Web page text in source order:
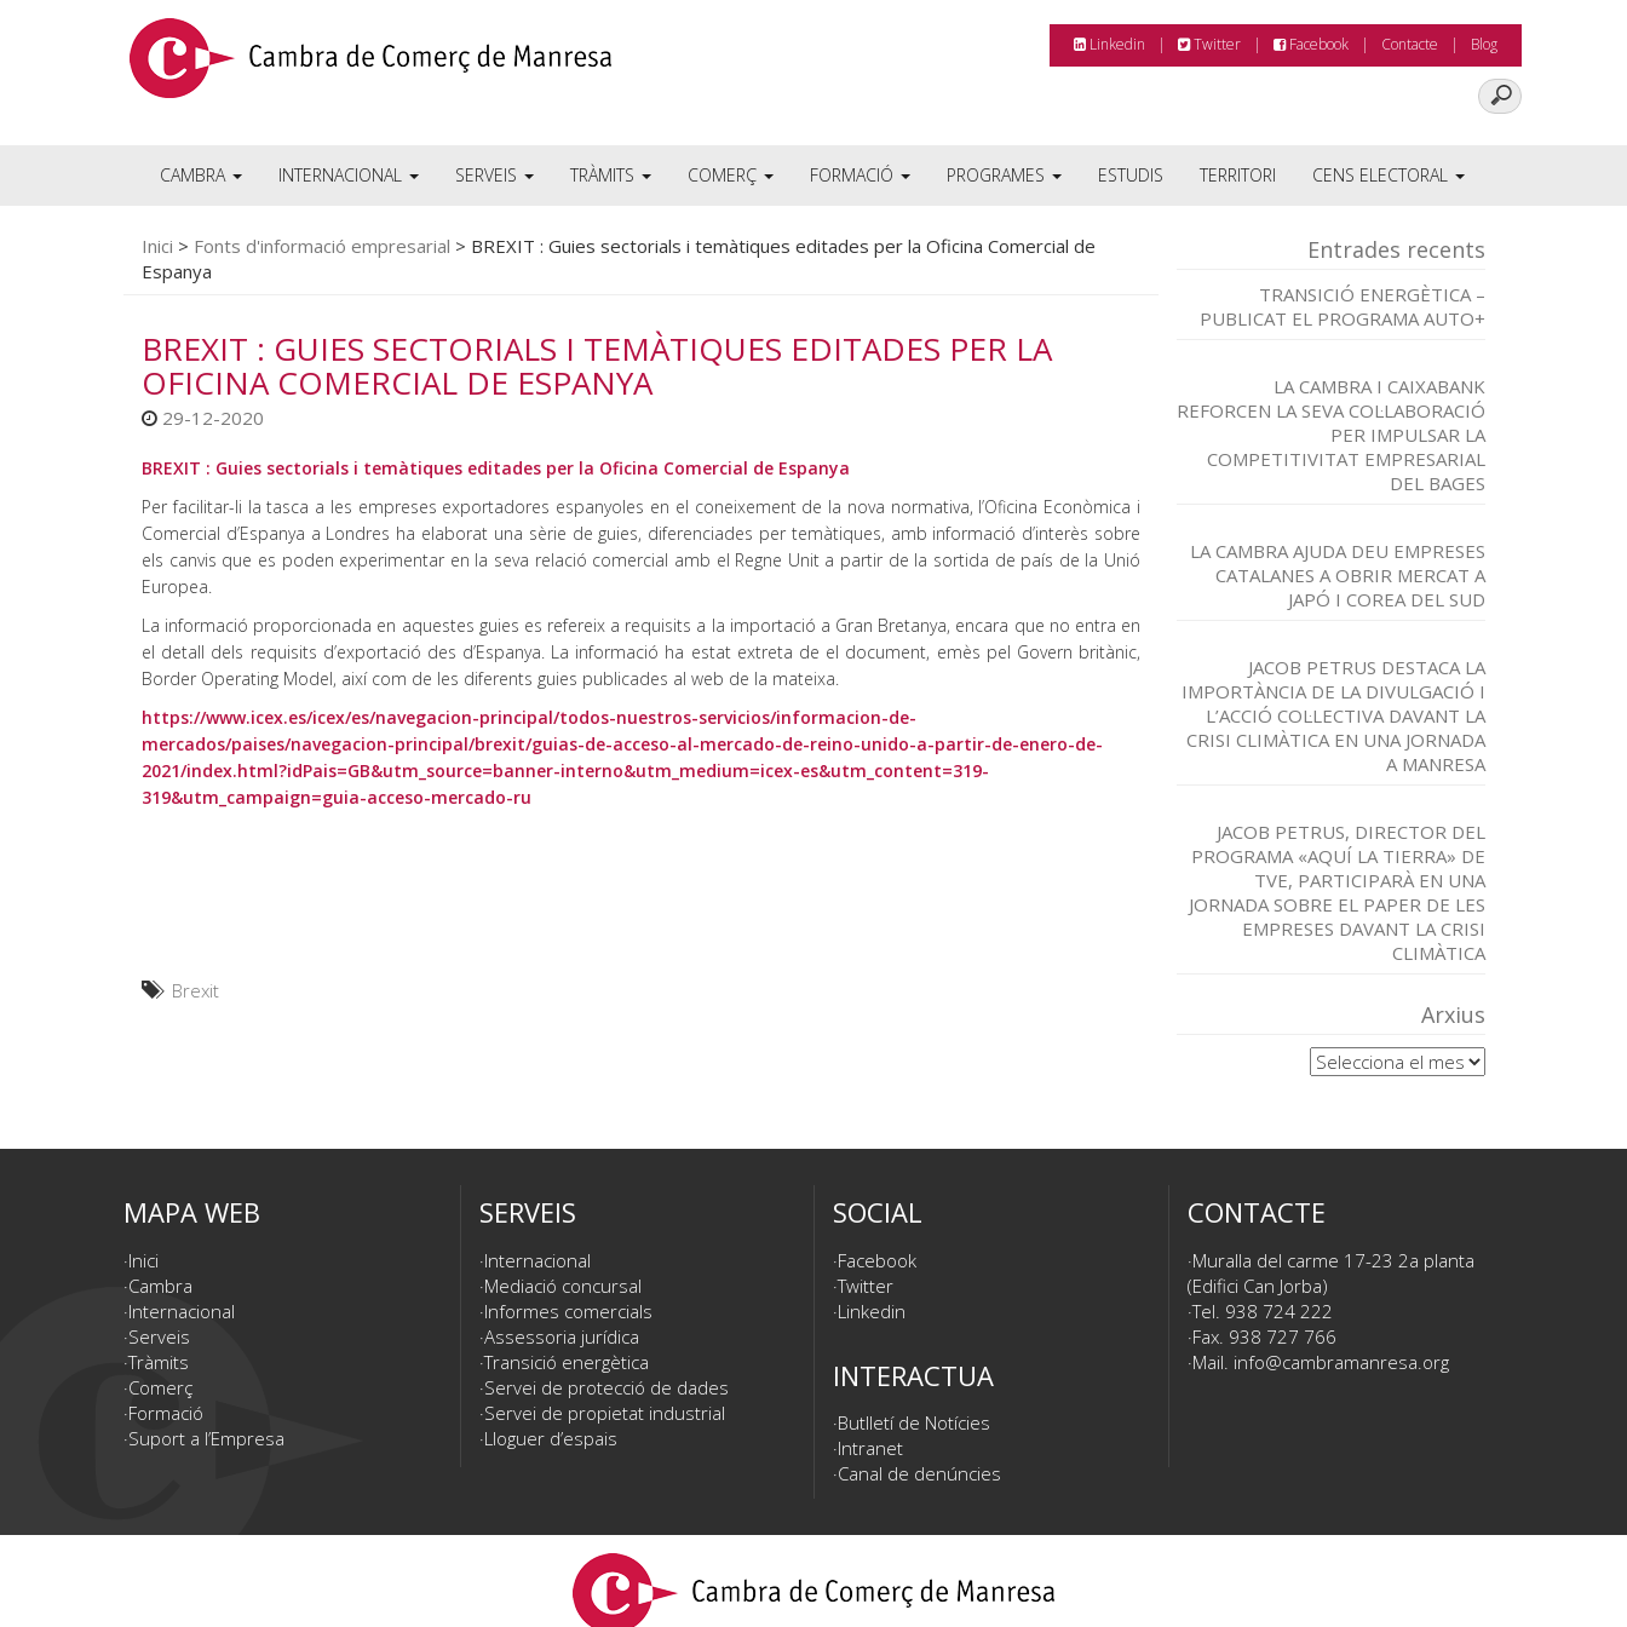
Linkedin Twitter Facebook Contacte Blog
CAMBRA INTERNACIONAL SERVEIS TRÀMITS COMERÇ FORMACIÓ PROGRAMES ESTUDIS TERRITORI CENS ELECTORAL
Inici > Fonts d'informació empresarial > BREXIT : Guies sectorials i temàtiques editades per la Oficina Comercial de
Espanya
BREXIT : GUIES SECTORIALS I TEMÀTIQUES EDITADES PER LA
OFICINA COMERCIAL DE ESPANYA
29-12-2020
BREXIT : Guies sectorials i temàtiques editades per la Oficina Comercial de Espanya
Per facilitar-li la tasca a les empreses exportadores espanyoles en el coneixement de la nova normativa, l’Oficina Econòmica i
Comercial d’Espanya a Londres ha elaborat una sèrie de guies, diferenciades per temàtiques, amb informació d’interès sobre
els canvis que es poden experimentar en la seva relació comercial amb el Regne Unit a partir de la sortida de país de la Unió
Europea.
La informació proporcionada en aquestes guies es refereix a requisits a la importació a Gran Bretanya, encara que no entra en
el detall dels requisits d’exportació des d’Espanya. La informació ha estat extreta de el document, emès pel Govern britànic,
Border Operating Model, així com de les diferents guies publicades al web de la mateixa.
https://www.icex.es/icex/es/navegacion-principal/todos-nuestros-servicios/informacion-de-
mercados/paises/navegacion-principal/brexit/guias-de-acceso-al-mercado-de-reino-unido-a-partir-de-enero-de-
2021/index.html?idPais=GB&utm_source=banner-interno&utm_medium=icex-es&utm_content=319-
319&utm_campaign=guia-acceso-mercado-ru
Brexit
Entrades recents
TRANSICIÓ ENERGÈTICA –
PUBLICAT EL PROGRAMA AUTO+
LA CAMBRA I CAIXABANK
REFORCEN LA SEVA COL·LABORACIÓ
PER IMPULSAR LA
COMPETITIVITAT EMPRESARIAL
DEL BAGES
LA CAMBRA AJUDA DEU EMPRESES
CATALANES A OBRIR MERCAT A
JAPÓ I COREA DEL SUD
JACOB PETRUS DESTACA LA
IMPORTÀNCIA DE LA DIVULGACIÓ I
L’ACCIÓ COL·LECTIVA DAVANT LA
CRISI CLIMÀTICA EN UNA JORNADA
A MANRESA
JACOB PETRUS, DIRECTOR DEL
PROGRAMA «AQUÍ LA TIERRA» DE
TVE, PARTICIPARÀ EN UNA
JORNADA SOBRE EL PAPER DE LES
EMPRESES DAVANT LA CRISI
CLIMÀTICA
Arxius
Arxius
MAPA WEB
Inici
Cambra
Internacional
Serveis
Tràmits
Comerç
Formació
Suport a l’Empresa
SERVEIS
Internacional
Mediació concursal
Informes comercials
Assessoria jurídica
Transició energètica
Servei de protecció de dades
Servei de propietat industrial
Lloguer d’espais
SOCIAL
Facebook
Twitter
Linkedin
INTERACTUA
Butlletí de Notícies
Intranet
Canal de denúncies
CONTACTE
Muralla del carme 17-23 2a planta
(Edifici Can Jorba)
Tel. 938 724 222
Fax. 938 727 766
Mail. info@cambramanresa.org